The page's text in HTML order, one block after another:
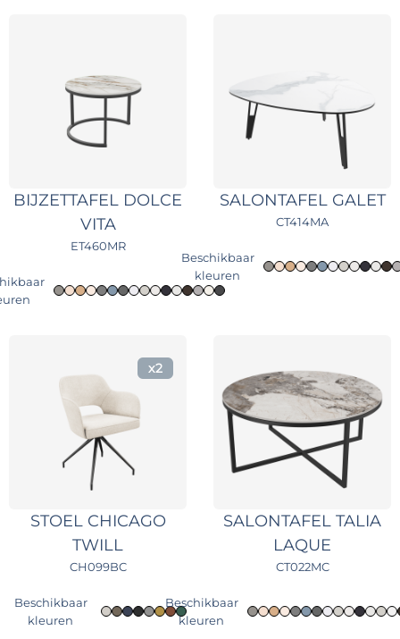
BIJZETTAFEL DOLCE
VITA
ET460MR
SALONTAFEL GALET
CT414MA
Beschikbaar
kleuren
x2
STOEL CHICAGO
TWILL
CH099BC
Beschikbaar
kleuren
SALONTAFEL TALIA
LAQUE
CT022MC
Beschikbaar
kleuren